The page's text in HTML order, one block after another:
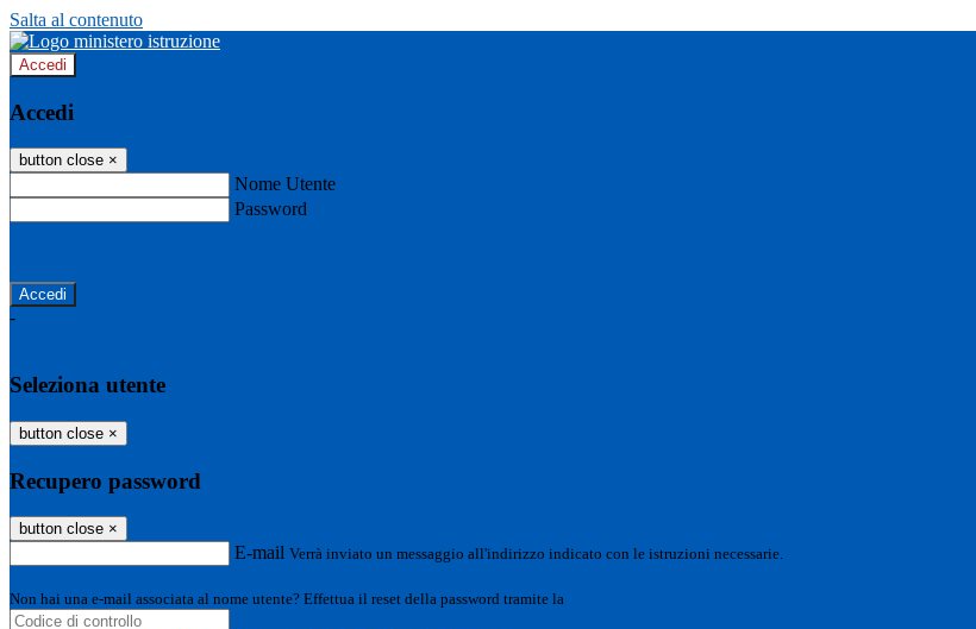
Salta al contenuto
Accedi
Accedi
button close ×
Nome Utente
Password
-
Seleziona utente
button close ×
Recupero password
button close ×
E-mail Verrà inviato un messaggio all'indirizzo indicato con le istruzioni necessarie.
Non hai una e-mail associata al nome utente? Effettua il reset della password tramite la